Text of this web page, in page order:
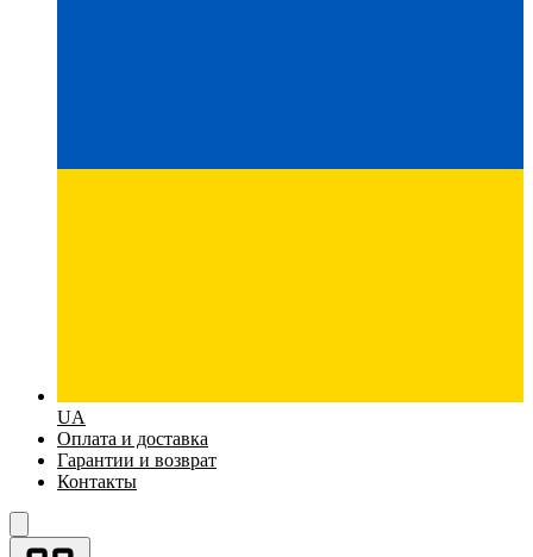
UA
Оплата и доставка
Гарантии и возврат
Контакты